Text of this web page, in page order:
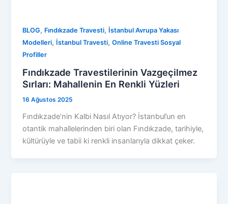
BLOG, Fındıkzade Travesti, İstanbul Avrupa Yakası
Modelleri, İstanbul Travesti,Online Travesti Sosyal
Profiller
Fındıkzade Travestilerinin Vazgeçilmez
Sırları: Mahallenin En Renkli Yüzleri
16 Ağustos 2025
Fındıkzade’nin Kalbi Nasıl Atıyor? İstanbul’un en
otantik mahallelerinden biri olan Fındıkzade, tarihiyle,
kültürüyle ve tabii ki renkli insanlarıyla dikkat çeker.